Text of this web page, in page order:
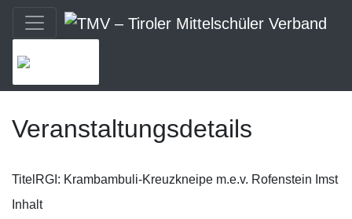
Veranstaltungsdetails
Titel RGI: Krambambuli-Kreuzkneipe m.e.v. Rofenstein Imst
Inhalt